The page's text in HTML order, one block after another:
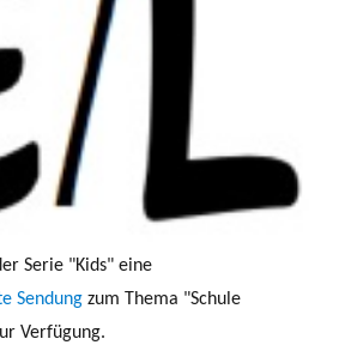
Serie "Kids" eine
Sendungzum Thema "Schule
Verfügung.